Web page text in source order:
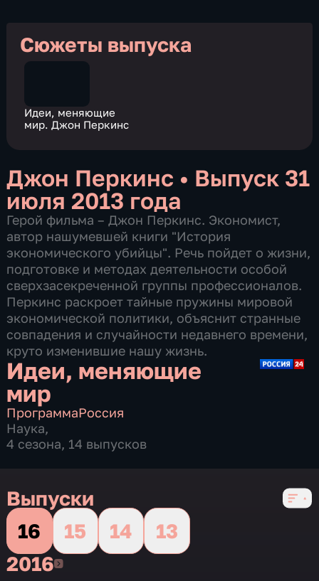
Сюжеты выпуска
Идеи, меняющие
мир. Джон Перкинс
Джон Перкинс • Выпуск 31
июля 2013 года
Герой фильма – Джон Перкинс. Экономист,
автор нашумевшей книги "История
экономического убийцы". Речь пойдет о жизни,
подготовке и методах деятельности особой
сверхзасекреченной группы профессионалов.
Перкинс раскроет тайные пружины мировой
экономической политики, объяснит странные
совпадения и случайности недавнего времени,
круто изменившие нашу жизнь.
Идеи, меняющие
мир
ПрограммаРоссия
Наука,
4 сезона, 14 выпусков
Выпуски
16
15 14
13
20162016